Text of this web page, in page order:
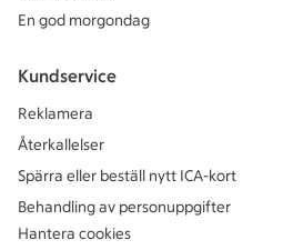
En god morgondag
Kundservice
Reklamera
Återkallelser
Spärra eller beställ nytt ICA-kort
Behandling av personuppgifter
Hantera cookies